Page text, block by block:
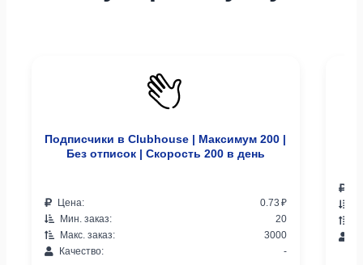
Подписчики в Clubhouse | Максимум 200 |
Без отписок | Скорость 200 в день
Цена:
0.73 ₽
Мин. заказ:
20
Макс. заказ:
3000
Качество:
-